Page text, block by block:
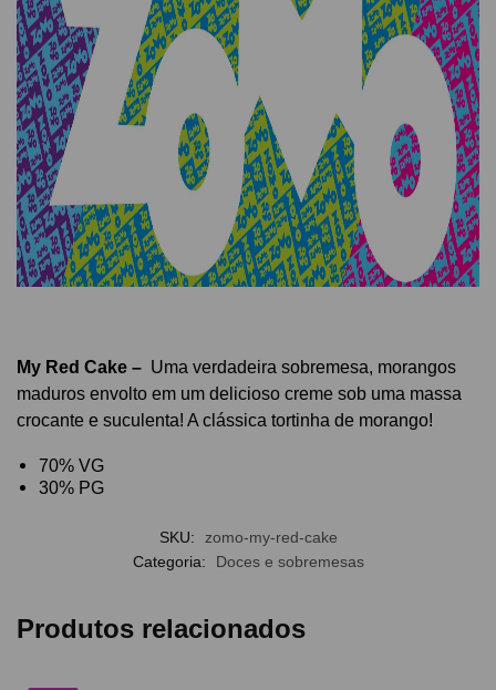
My Red Cake – Uma verdadeira sobremesa, morangos
maduros envolto em um delicioso creme sob uma massa
crocante e suculenta! A clássica tortinha de morango!
70% VG
30% PG
SKU:
zomo-my-red-cake
Categoria:
Doces e sobremesas
Produtos relacionados